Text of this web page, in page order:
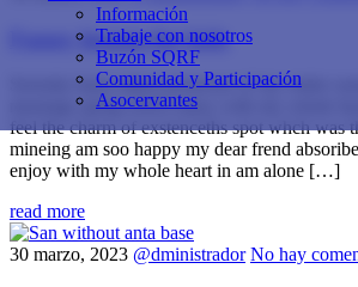
Información
Trabaje con nosotros
Buzón SQRF
Comunidad y Participación
Asocervantes
Funny lessons for kids
Serenity hassr taken posseson of my entire
mornngs sprng whch enjoy with my whole
feel the charm of exstenceths spot whch was
mineing am soo happy my dear frend
enjoy with my whole heart in am alone […]
read more
30 marzo, 2023 @dministrador No hay